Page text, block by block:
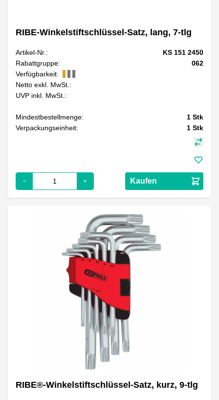
RIBE-Winkelstiftschlüssel-Satz, lang, 7-tlg
Artikel-Nr.:
KS 151 2450
Rabattgruppe:
062
Verfügbarkeit:
Netto exkl. MwSt.:
UVP inkl. MwSt.:
Mindestbestellmenge: 1 Stk
Verpackungseinheit:
1 Stk
Kaufen
RIBE®-Winkelstiftschlüssel-Satz, kurz, 9-tlg